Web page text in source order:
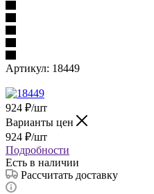
Артикул: 18449
924 ₽/шт
Варианты цен
924 ₽/шт
Подробности
Есть в наличии
Рассчитать доставку